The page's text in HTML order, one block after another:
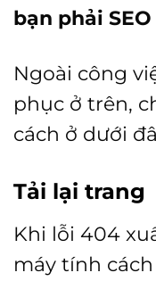
bạn phải
Ngoài công
phục ở trên,
cách ở dưới
Tải lại trang
Khi lỗi 404
máy tính